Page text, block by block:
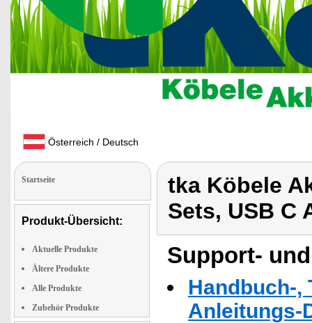
Österreich / Deutsch
Startseite
Produkt-Übersicht:
Aktuelle Produkte
Ältere Produkte
Alle Produkte
Zubehör Produkte
tka Köbele
Sets, USB C
Support-
Handbuch-,
Anleitungs-